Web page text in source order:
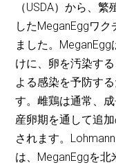
（USDA）から、
したMeganEggワ
ました。
けに、卵を汚染す
よる感染を予防す
す。雌鶏は通常、
産卵期を通して追
されます。
は、MeganEggを